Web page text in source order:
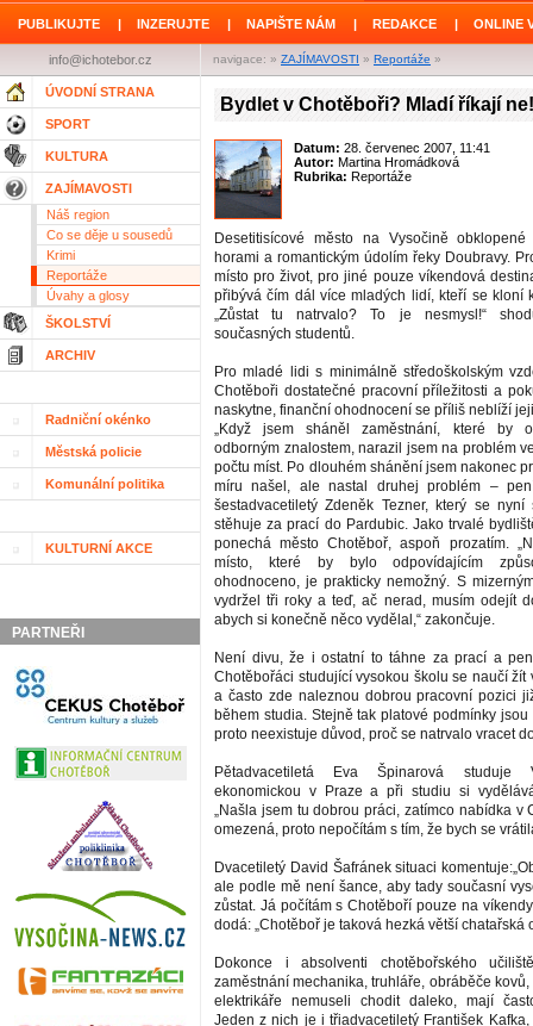
PUBLIKUJTE | INZERUJTE | NAPIŠTE NÁM | REDAKCE | ONLINE
navigace: » ZAJÍMAVOSTI » Reportáže »
info@ichotebor.cz
ÚVODNÍ STRANA
SPORT
KULTURA
ZAJÍMAVOSTI
Náš region
Co se děje u sousedů
Krimi
Reportáže
Úvahy a glosy
ŠKOLSTVÍ
ARCHIV
Radniční okénko
Městská policie
Komunální politika
KULTURNÍ AKCE
PARTNEŘI
Bydlet v Chotěboři? Mladí říkají ne!
Datum: 28. červenec 2007, 11:41
Autor: Martina Hromádková
Rubrika: Reportáže
Desetitisícové město na Vysočině obklopené
horami a romantickým údolím řeky Doubravy.
místo pro život, pro jiné pouze víkendová
přibývá čím dál více mladých lidí, kteří se kloní
„Zůstat tu natrvalo? To je nesmysl!“
současných studentů.
Pro mladé lidi s minimálně středoškolským
Chotěboři dostatečné pracovní příležitosti a
naskytne, finanční ohodnocení se příliš neblíží
„Když jsem sháněl zaměstnání, které by
odborným znalostem, narazil jsem na problém
počtu míst. Po dlouhém shánění jsem nakonec
míru našel, ale nastal druhej problém –
šestadvacetiletý Zdeněk Tezner, který se
stěhuje za prací do Pardubic. Jako trvalé
ponechá město Chotěboř, aspoň prozatím.
místo, které by bylo odpovídajícím
ohodnoceno, je prakticky nemožný. S
vydržel tři roky a teď, ač nerad, musím odejít
abych si konečně něco vydělal,“ zakončuje.
Není divu, že i ostatní to táhne za prací a
Chotěbořáci studující vysokou školu se naučí žít
a často zde naleznou dobrou pracovní pozici
během studia. Stejně tak platové podmínky
proto neexistuje důvod, proč se natrvalo vracet
Pětadvacetiletá Eva Špinarová studuje
ekonomickou v Praze a při studiu si
„Našla jsem tu dobrou práci, zatímco nabídka v
omezená, proto nepočítám s tím, že bych se
Dvacetiletý David Šafránek situaci
ale podle mě není šance, aby tady současní
zůstat. Já počítám s Chotěboří pouze na
dodá: „Chotěboř je taková hezká větší chatařská
Dokonce i absolventi chotěbořského
zaměstnání mechanika, truhláře, obráběče
elektrikáře nemuseli chodit daleko, mají
Jeden z nich je i třiadvacetiletý František